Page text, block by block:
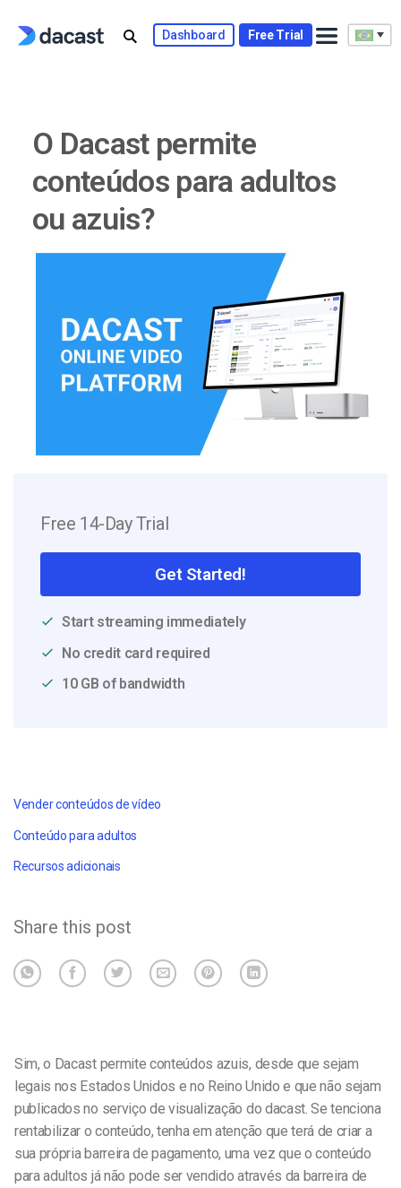
Dashboard Free Trial
O Dacast permite
conteúdos para adultos
ou azuis?
Free 14-Day Trial
Get Started!
Start streaming immediately
No credit card required
10 GB of bandwidth
Vender conteúdos de vídeo
Conteúdo para adultos
Recursos adicionais
Share this post
Sim, o Dacast permite conteúdos azuis, desde que sejam
legais nos Estados Unidos e no Reino Unido e que não sejam
publicados no serviço de visualização do dacast. Se tenciona
rentabilizar o conteúdo, tenha em atenção que terá de criar a
sua própria barreira de pagamento, uma vez que o conteúdo
para adultos já não pode ser vendido através da barreira de